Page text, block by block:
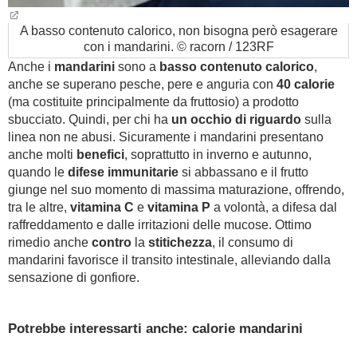
A basso contenuto calorico, non bisogna però esagerare
con i mandarini. © racorn / 123RF
Anche i mandarini sono a basso contenuto calorico,
anche se superano pesche, pere e anguria con 40 calorie
(ma costituite principalmente da fruttosio) a prodotto
sbucciato. Quindi, per chi ha un occhio di riguardo sulla
linea non ne abusi. Sicuramente i mandarini presentano
anche molti benefici, soprattutto in inverno e autunno,
quando le difese immunitarie si abbassano e il frutto
giunge nel suo momento di massima maturazione, offrendo,
tra le altre, vitamina C e vitamina P a volontà, a difesa dal
raffreddamento e dalle irritazioni delle mucose. Ottimo
rimedio anche contro la stitichezza, il consumo di
mandarini favorisce il transito intestinale, alleviando dalla
sensazione di gonfiore.
Potrebbe interessarti anche: calorie mandarini